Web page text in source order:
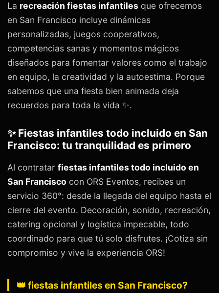
La recreación fiestas infantiles que ofrecemos
en San Francisco incluye dinámicas
personalizadas, juegos cooperativos,
competencias sanas y momentos mágicos
diseñados para fomentar valores como el trabajo
en equipo, la creatividad y la autoestima. Porque
sabemos que una fiesta bien animada deja
recuerdos para toda la vida ✨.
✨ Fiestas infantiles todo incluido en San
Francisco: tu tranquilidad es primero
Al contratar fiestas infantiles todo incluido en
San Francisco con ORS Eventos, recibes un
servicio 360°: desde la llegada del equipo hasta el
cierre del evento. Decoración, sonido, recreación,
catering opcional y logística impecable, todo
coordinado para que tú solo disfrutes. ¡Cotiza sin
compromiso y vive la experiencia ORS!
👑 fiestas infantiles en San Francisco?